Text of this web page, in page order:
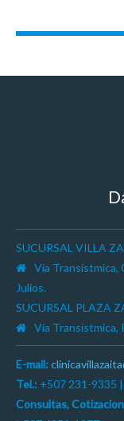
SUCURSAL VILLA
Vía Transístmica,
Julios.
SUCURSAL PLAZA
Vía Transístmica,
E-mail:
Tel.: +507 231-9335
Consultas,